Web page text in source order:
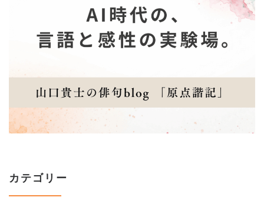
カテゴリー